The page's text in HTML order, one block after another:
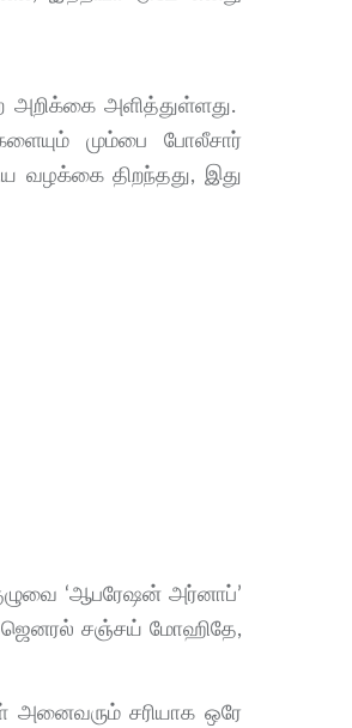
அறிக்கை அளித்துள்ளது.
மும்பை போலீசார்
வழக்கை திறந்தது, இது
‘ஆபரேஷன் அர்னாப்’
ஜெனரல் சஞ்சய் மோஹிதே,
அனைவரும் சரியாக ஒரே